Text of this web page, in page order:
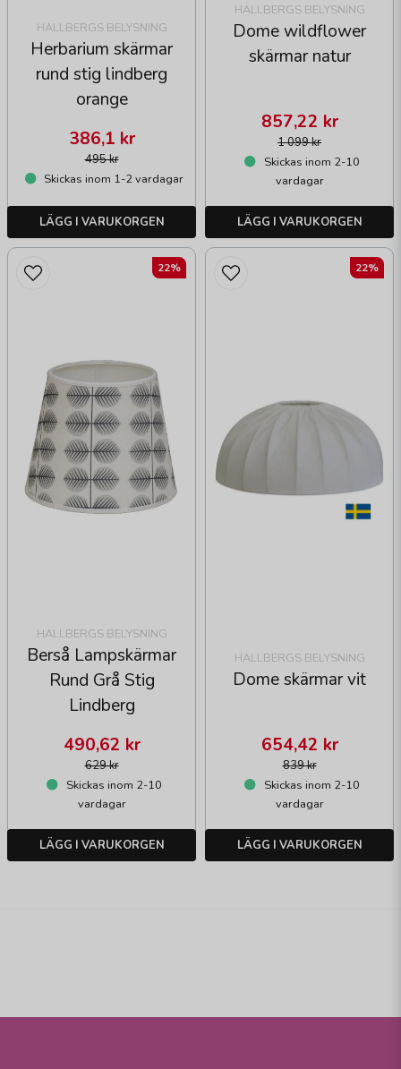
HALLBERGS BELYSNING
Herbarium skärmar
rund stig lindberg
orange
495 kr
386,1 kr
Skickas inom 1-2 vardagar
LÄGG I VARUKORGEN
HALLBERGS BELYSNING
Dome wildflower
skärmar natur
1 099 kr
857,22 kr
Skickas inom 2-10
vardagar
LÄGG I VARUKORGEN
HALLBERGS BELYSNING
Berså Lampskärmar
Rund Grå Stig
Lindberg
629 kr
490,62 kr
Skickas inom 2-10
vardagar
LÄGG I VARUKORGEN
22%
HALLBERGS BELYSNING
Dome skärmar vit
839 kr
654,42 kr
Skickas inom 2-10
vardagar
LÄGG I VARUKORGEN
22%